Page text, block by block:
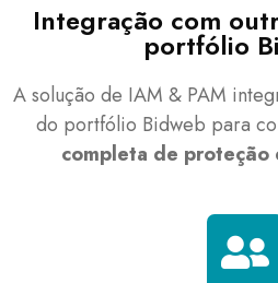
Integração com
portfólio
A solução de IAM & PAM
do portfólio Bidweb para
completa de proteção